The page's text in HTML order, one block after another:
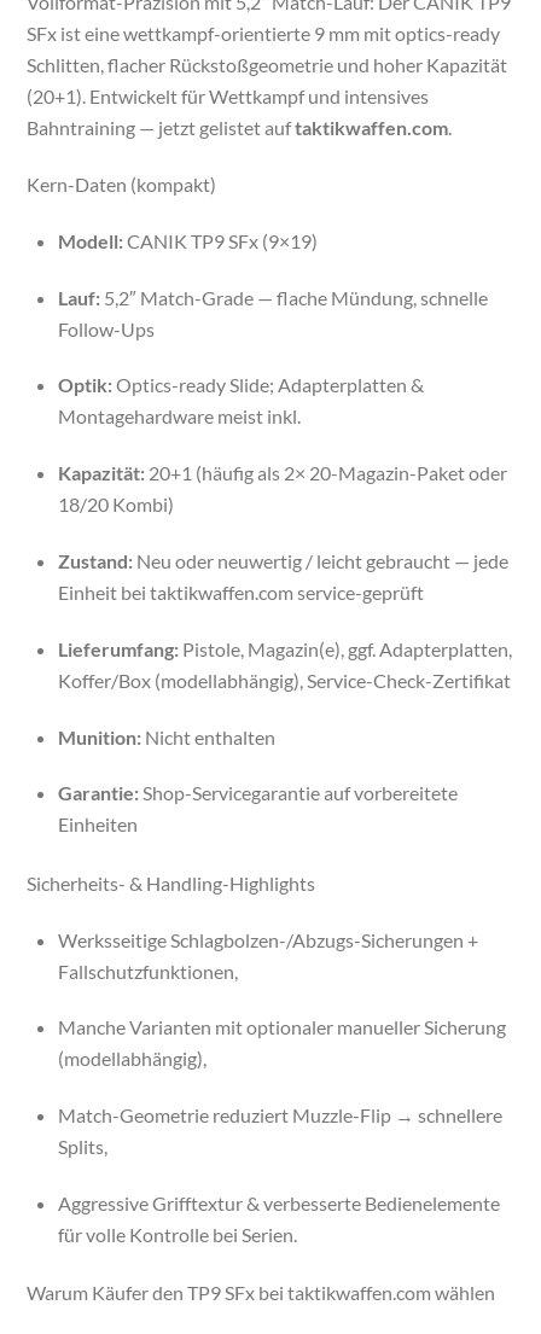
SFx ist eine wettkampf-orientierte 9 mm mit optics-ready
Schlitten, flacher Rückstoßgeometrie und hoher Kapazität
(20+1). Entwickelt für Wettkampf und intensives
Bahntraining — jetzt gelistet auftaktikwaffen.com.
Kern-Daten (kompakt)
Modell:CANIK TP9 SFx (9×19)
Lauf: 5,2″ Match-Grade — flache Mündung, schnelle
Follow-Ups
Optik:Optics-ready Slide; Adapterplatten &
Montagehardware meist inkl.
Kapazität: 20+1 (häufig als 2× 20-Magazin-Paket oder
18/20 Kombi)
Zustand: Neu oder neuwertig / leicht gebraucht — jede
Einheit bei taktikwaffen.com service-geprüft
Lieferumfang: Pistole, Magazin(e), ggf. Adapterplatten,
Koffer/Box (modellabhängig), Service-Check-Zertifikat
Munition: Nicht enthalten
Garantie:Shop-Servicegarantie auf vorbereitete
Einheiten
Sicherheits- & Handling-Highlights
Werksseitige Schlagbolzen-/Abzugs-Sicherungen +
Fallschutzfunktionen,
Manche Varianten mit optionaler manueller Sicherung
(modellabhängig),
Match-Geometrie reduziert Muzzle-Flip → schnellere
Splits,
Aggressive Grifftextur & verbesserte Bedienelemente
für volle Kontrolle bei Serien.
Warum Käufer den TP9 SFx bei taktikwaffen.com wählen